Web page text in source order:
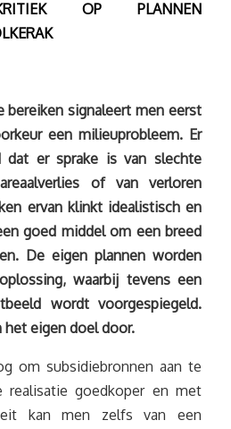
OP PLANNEN
bereiken signaleert men eerst
een milieuprobleem. Er
dat er sprake is van slechte
of van verloren
ervan klinkt idealistisch en
goed middel om een breed
De eigen plannen worden
waarbij tevens een
wordt voorgespiegeld.
het eigen doel door.
om subsidiebronnen aan te
realisatie goedkoper en met
kan men zelfs van een